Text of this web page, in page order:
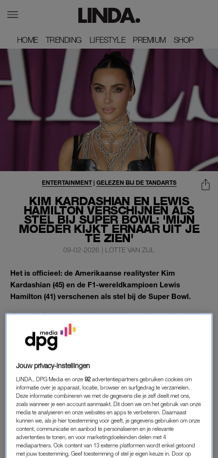
HOME
HOME TRENDING
TRENDING LIFESTYLE
LIFESTYLE PREMIUM
PREMIUM SHOP
SHOP
KIM KARDASHIAN EN LEWIS
HAMILTON VERSCHIJNEN ALS
STEL BIJ SUPER BOWL: 'MIJN
MOEDER KIJKT ERNAAR UIT JE
TE ZIEN'
ENTERTAINMENT| GELEZEN BIJ DE TANDARTS
09-02-2026 | LOTTE VAN ZIJL
Het is officieel: de Amerikaanse realityster Kim
Kardashian (45) en de F1-wereldkampioen Lewis
Hamilton (41) verschenen als stel bij de Super Bowl.
Als we de Britse liplezer Nicola Hickling moeten geloven is het
De geruchten dat de twee
Het duo was namelijk eind december samen aanwezig op een
nieuwjaarsfeest in Aspen, de grootste plaats van Pitkin County
in de Amerikaanse staat Colorado.
Maar dit weekend verschenen ze voor het eerst écht
opentijdens de Super Bowl. Op de tribunes van het Levi’s
Stadium in Santa Clara in Californië hadden de twee vooral
Jouw privacy-instellingen
LINDA., DPG Media en onze92 advertentiepartners gebruiken cookies om
informatie over je apparaat, locatie, browser en surfgedrag te verzamelen.
Deze informatie combineren we met de gegevens die je zelf deelt met ons,
zoals wanneer je een account aanmaakt. Dit doen we om het gebruik van onze
media te analyseren en onze websites en apps te verbeteren. Daarnaast
kunnen we, als je hier toestemming voor geeft, je gegevens gebruiken om onze
content, communicatie en aanbod te personaliseren en je relevante
advertenties te tonen, en voor marketingdoeleinden delen met 4
mediapartners. Ook content van 13 externe platformen wordt enkel getoond
met jouw toestemming. Geef toestemming of stel je eigen keuze in. Door op